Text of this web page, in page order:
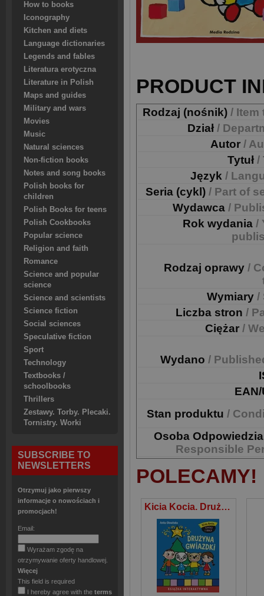
How to books
Iconography
Kitchen and diets
Language dictionaries
Legends and fables
Literatura erotyczna
Literature in Polish
Maps and guides
Military and wars
Movies
Music
Natural sciences
Non-fiction books
Notes and song books
Polish books for
children
Polish Books for teens
Polish Cookbooks
Popular science
Religion and faith
Romance
Science and popular
science
Science and scientists
Science fiction
Social sciences
Speculative fiction
Sport
Technology
Textbooks /
schoolbooks
Thrillers
Zestawy. Torby. Plecaki.
Tornistry. Worki
SUBSCRIBE TO
NEWSLETTERS
Otrzymuj jako pierwszy
informacje o nowościach i
promocjach!
Email:
Wyrażam zgodę na
otrzymywanie oferty handlowej.
Więcej
This field is required
I hereby agree with the terms
PRODUCT
Rodzaj (nośnik) / Item
Dział /
Autor /
Tytuł /
Język /
Seria (cykl) / Part of
Wydawca /
Rok wydania /
Rodzaj oprawy /
Wymiary /
Liczba stron /
Ciężar /
Wydano /
Stan produktu /
Osoba
Responsible
POLECAMY!
Kicia Kocia. Drużyna Gwiazdki